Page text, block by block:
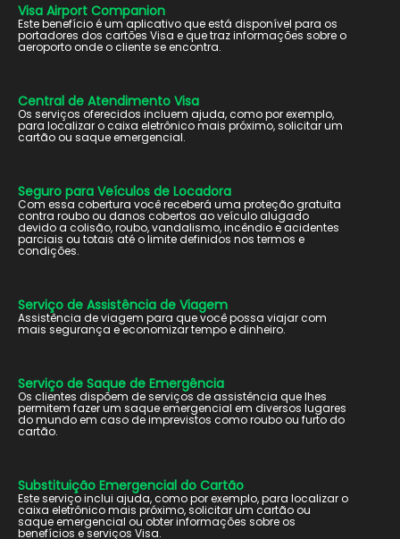
Visa Airport Companion
Este benefício é um aplicativo que está disponível para os
portadores dos cartões Visa e que traz informações sobre o
aeroporto onde o cliente se encontra.
Central de Atendimento Visa
Os serviços oferecidos incluem ajuda, como por exemplo,
para localizar o caixa eletrônico mais próximo, solicitar um
cartão ou saque emergencial.
Seguro para Veículos de Locadora
Com essa cobertura você receberá uma proteção gratuita
contra roubo ou danos cobertos ao veículo alugado
devido a colisão, roubo, vandalismo, incêndio e acidentes
parciais ou totais até o limite definidos nos termos e
condições.
Serviço de Assistência de Viagem
Assistência de viagem para que você possa viajar com
mais segurança e economizar tempo e dinheiro.
Serviço de Saque de Emergência
Os clientes dispõem de serviços de assistência que lhes
permitem fazer um saque emergencial em diversos lugares
do mundo em caso de imprevistos como roubo ou furto do
cartão.
Substituição Emergencial do Cartão
Este serviço inclui ajuda, como por exemplo, para localizar o
caixa eletrônico mais próximo, solicitar um cartão ou
saque emergencial ou obter informações sobre os
benefícios e serviços Visa.